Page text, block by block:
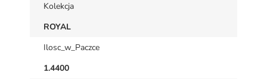
Kolekcja
ROYAL
Ilosc_w_Paczce
1.4400